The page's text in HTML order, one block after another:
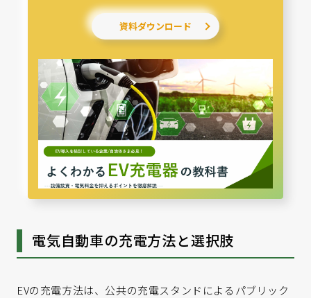
資料ダウンロード
電気自動車の充電方法と選択肢
EVの充電方法は、公共の充電スタンドによるパブリック